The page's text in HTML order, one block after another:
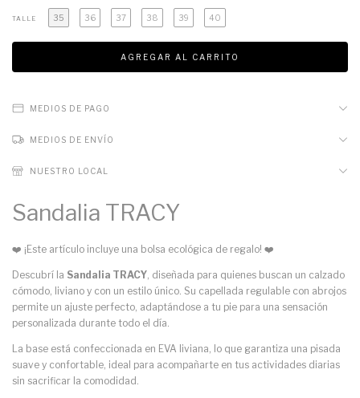
TALLE 35 36 37 38 39 40
MEDIOS DE PAGO
MEDIOS DE ENVÍO
NUESTRO LOCAL
Sandalia TRACY
❤️ ¡Este artículo incluye una bolsa ecológica de regalo! ❤️
Descubrí la Sandalia TRACY, diseñada para quienes buscan un calzado
cómodo, liviano y con un estilo único. Su capellada regulable con abrojos
permite un ajuste perfecto, adaptándose a tu pie para una sensación
personalizada durante todo el día.
La base está confeccionada en EVA liviana, lo que garantiza una pisada
suave y confortable, ideal para acompañarte en tus actividades diarias
sin sacrificar la comodidad.